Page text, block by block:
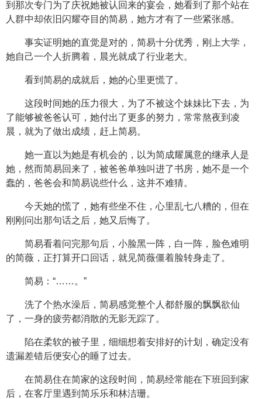
到那次专门为了庆祝她被认回来的宴会，她看到了那个站在
人群中却依旧闪耀夺目的简易，她方才有了一些紧张感。
事实证明她的直觉是对的，简易十分优秀，刚上大学，
她自己一个人折腾着，晨光就成了行业老大。
看到简易的成就后，她的心里更慌了。
这段时间她的压力很大，为了不被这个妹妹比下去，为
了能够被爸爸认可，她付出了更多的努力，常常熬夜到凌
晨，就为了做出成绩，赶上简易。
她一直以为她是有机会的，以为简成耀属意的继承人是
她，然而简易回来了，被爸爸单独叫进了书房，她不是一个
蠢的，爸爸会和简易说些什么，这并不难猜。
今天她的慌了，她有些坐不住，心里乱七八糟的，但在
刚刚问出那句话之后，她又后悔了。
简易看着问完那句后，小脸黑一阵，白一阵，脸色难明
的简薇，正打算开口回话，就见简薇僵着脸转身走了。
简易：“……。”
洗了个热水澡后，简易感觉整个人都舒服的飘飘欲仙
了，一身的疲劳都消散的无影无踪了。
陷在柔软的被子里，细细想着安排好的计划，确定没有
遗漏差错后便安心的睡了过去。
在简易住在简家的这段时间，简易经常能在下班回到家
后，在客厅里遇到简乐乐和林洁珊。